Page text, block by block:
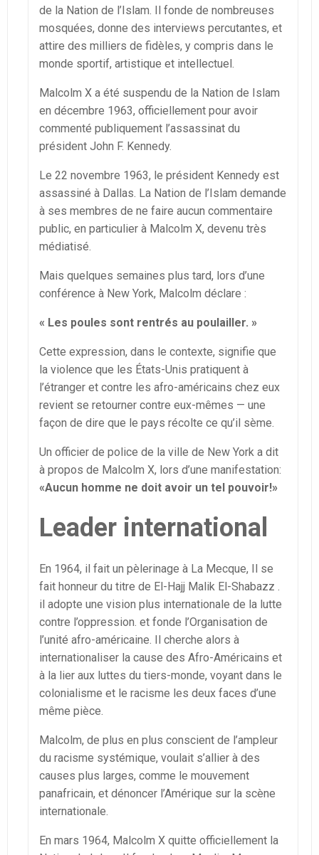
de la Nation de l’Islam. Il fonde de nombreuses
mosquées, donne des interviews percutantes, et
attire des milliers de fidèles, y compris dans le
monde sportif, artistique et intellectuel.
Malcolm X a été suspendu de la Nation de Islam
en décembre 1963, officiellement pour avoir
commenté publiquement l’assassinat du
président John F. Kennedy.
Le 22 novembre 1963, le président Kennedy est
assassiné à Dallas. La Nation de l’Islam demande
à ses membres de ne faire aucun commentaire
public, en particulier à Malcolm X, devenu très
médiatisé.
Mais quelques semaines plus tard, lors d’une
conférence à New York, Malcolm déclare :
« Les poules sont rentrés au poulailler. »
Cette expression, dans le contexte, signifie que
la violence que les États-Unis pratiquent à
l’étranger et contre les afro-américains chez eux
revient se retourner contre eux-mêmes — une
façon de dire que le pays récolte ce qu’il sème.
Un officier de police de la ville de New York a dit
à propos de Malcolm X, lors d’une manifestation:
«Aucun homme ne doit avoir un tel pouvoir!»
Leader international
En 1964, il fait un pèlerinage à La Mecque, Il se
fait honneur du titre de El-Hajj Malik El-Shabazz .
il adopte une vision plus internationale de la lutte
contre l’oppression. et fonde l’Organisation de
l’unité afro-américaine. Il cherche alors à
internationaliser la cause des Afro-Américains et
à la lier aux luttes du tiers-monde, voyant dans le
colonialisme et le racisme les deux faces d’une
même pièce.
Malcolm, de plus en plus conscient de l’ampleur
du racisme systémique, voulait s’allier à des
causes plus larges, comme le mouvement
panafricain, et dénoncer l’Amérique sur la scène
internationale.
En mars 1964, Malcolm X quitte officiellement la